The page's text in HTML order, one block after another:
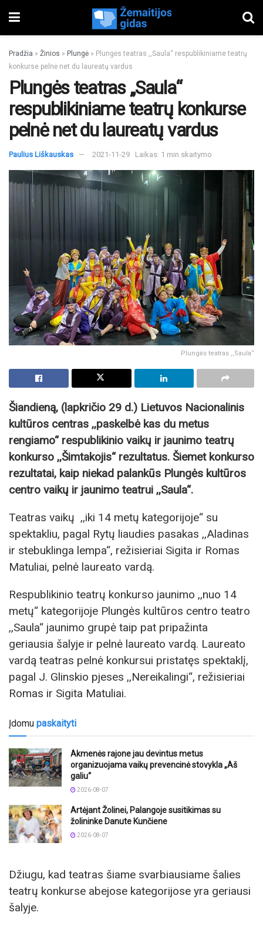
Pradžia » Žinios » Plungė » Plungės teatras ,,Saula“ respublikiniame teatrų
konkurse pelnė net du laureatų vardus
Plungės teatras ,,Saula“
respublikiniame teatrų konkurse
pelnė net du laureatų vardus
Paulius Liškauskas 2021-11-29 Laikas: 1 min skaitymo
Plungės teatras ,,Saula“
Šiandieną, (lapkričio 29 d.) Lietuvos Nacionalinis
kultūros centras ,,paskelbė kas du metus
rengiamo“ respublikinio vaikų ir jaunimo teatrų
konkurso ,,Šimtakojis“ rezultatus. Šiemet konkurso
rezultatai, kaip niekad palankūs Plungės kultūros
centro vaikų ir jaunimo teatrui ,,Saula“.
Teatras vaikų ,,iki 14 metų kategorijoje“ su
spektakliu, pagal Rytų liaudies pasakas ,,Aladinas
ir stebuklinga lempa“, režisieriai Sigita ir Romas
Matuliai, pelnė laureato vardą.
Respublikinio teatrų konkurso jaunimo ,,nuo 14
metų“ kategorijoje Plungės kultūros centro teatro
,,Saula“ jaunimo grupė taip pat pripažinta
geriausia šalyje ir pelnė laureato vardą. Laureato
vardą teatras pelnė konkursui pristatęs spektaklį,
pagal J. Glinskio pjeses ,,Nereikalingi“, režisieriai
Romas ir Sigita Matuliai.
Įdomu paskaityti
Akmenės rajone jau devintus metus
organizuojama vaikų prevencinė stovykla „Aš
galiu“
2026-08-07
Artėjant Žolinei, Palangoje susitikimas su
žolininke Danute Kunčiene
2026-08-07
Džiugu, kad teatras šiame svarbiausiame šalies
teatrų konkurse abejose kategorijose yra geriausi
šalyje.